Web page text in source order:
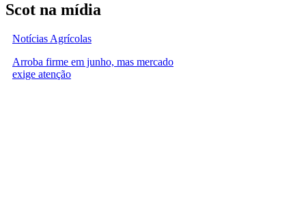
Scot na mídia
Notícias Agrícolas
Arroba firme em junho, mas mercado
exige atenção